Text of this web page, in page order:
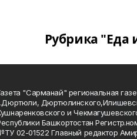
Рубрика "Еда
"Сарманай" региональная
и
Башкортостан
02-01522 Главный редактор